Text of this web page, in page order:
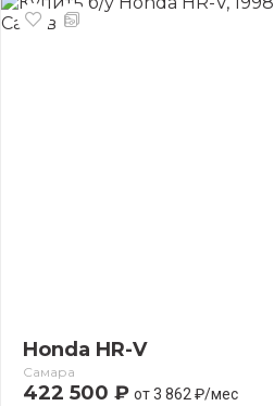
Honda HR-V
Самара
422 500 ₽ от 3 862 ₽/мес